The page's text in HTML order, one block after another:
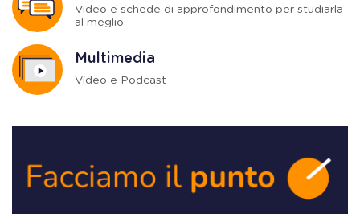
Video e schede di approfondimento per studiarla
al meglio
Multimedia
Video e Podcast